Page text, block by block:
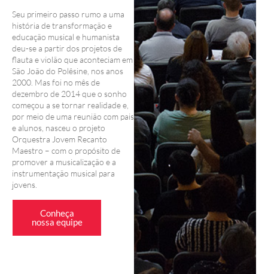
Seu primeiro passo rumo a uma
história de transformação e
educação musical e humanista
deu-se a partir dos projetos de
flauta e violão que aconteciam em
São João do Polêsine, nos anos
2000. Mas foi no mês de
dezembro de 2014 que o sonho
começou a se tornar realidade e,
por meio de uma reunião com pais
e alunos, nasceu o projeto
Orquestra Jovem Recanto
Maestro – com o propósito de
promover a musicalização e a
instrumentação musical para
jovens.
Conheça
nossa equipe